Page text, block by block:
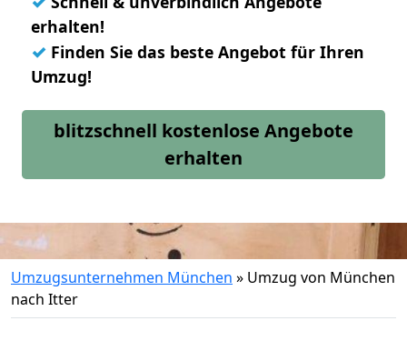
erhalten!
✓ Finden Sie das beste Angebot für Ihren
Umzug!
blitzschnell kostenlose Angebote
erhalten
Umzugsunternehmen München » Umzug von München
nach Itter